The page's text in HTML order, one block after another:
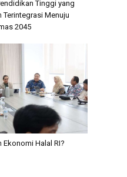
Tinggi yang
Terintegrasi Menuju
2045
Ekonomi Halal RI?